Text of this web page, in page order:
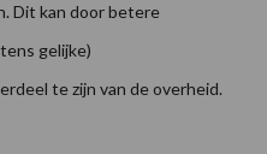
Dit kan door betere
gelijke)
te zijn van de overheid.